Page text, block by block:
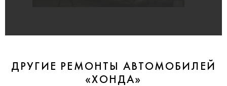
ДРУГИЕ РЕМОНТЫ АВТОМОБИЛЕЙ
«ХОНДА»